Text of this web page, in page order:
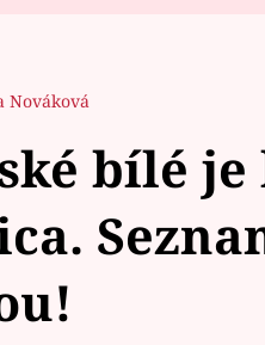
Nováková
bílé je